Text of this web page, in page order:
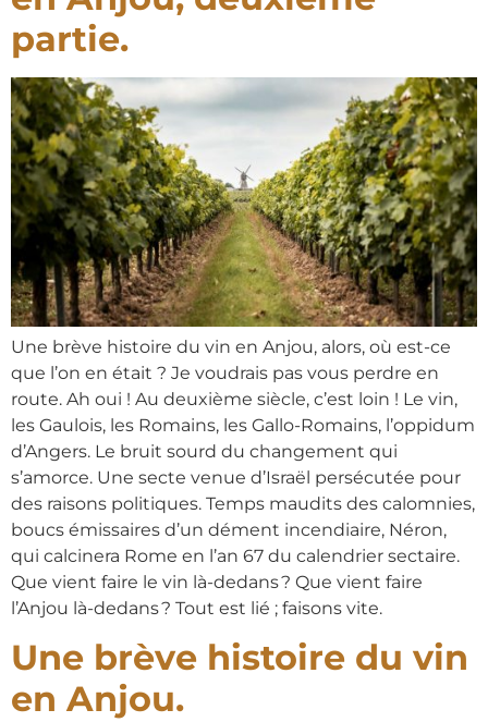
partie.
Une brève histoire du vin en Anjou, alors, où est-ce
que l’on en était ? Je voudrais pas vous perdre en
route. Ah oui ! Au deuxième siècle, c’est loin ! Le vin,
les Gaulois, les Romains, les Gallo-Romains, l’oppidum
d’Angers. Le bruit sourd du changement qui
s’amorce. Une secte venue d’Israël persécutée pour
des raisons politiques. Temps maudits des calomnies,
boucs émissaires d’un dément incendiaire, Néron,
qui calcinera Rome en l’an 67 du calendrier sectaire.
Que vient faire le vin là-dedans ? Que vient faire
l’Anjou là-dedans ? Tout est lié ; faisons vite.
Une brève histoire du vin
en Anjou.